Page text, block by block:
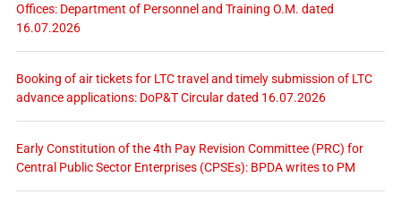
Offices: Department of Personnel and Training O.M. dated
16.07.2026
Booking of air tickets for LTC travel and timely submission of LTC
advance applications: DoP&T Circular dated 16.07.2026
Early Constitution of the 4th Pay Revision Committee (PRC) for
Central Public Sector Enterprises (CPSEs): BPDA writes to PM